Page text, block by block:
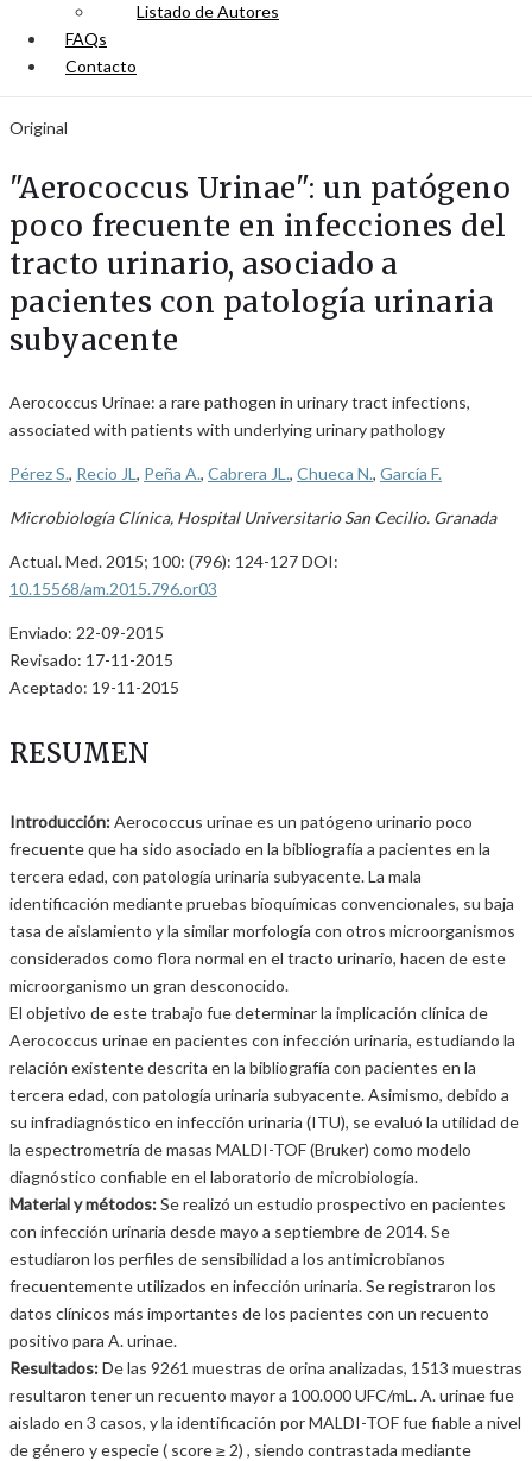
Listado de Autores
FAQs
Contacto
Original
"Aerococcus Urinae": un patógeno
poco frecuente en infecciones del
tracto urinario, asociado a
pacientes con patología urinaria
subyacente
Aerococcus Urinae: a rare pathogen in urinary tract infections,
associated with patients with underlying urinary pathology
Pérez S., Recio JL , Peña A., Cabrera JL., Chueca N., García F.
Microbiología Clínica, Hospital Universitario San Cecilio. Granada
Actual. Med. 2015; 100: (796): 124-127 DOI:
10.15568/am.2015.796.or03
Enviado: 22-09-2015
Revisado: 17-11-2015
Aceptado: 19-11-2015
RESUMEN
Introducción:Aerococcus urinae es un patógeno urinario poco
frecuente que ha sido asociado en la bibliografía a pacientes en la
tercera edad, con patología urinaria subyacente. La mala
identificación mediante pruebas bioquímicas convencionales, su baja
tasa de aislamiento y la similar morfología con otros microorganismos
considerados como flora normal en el tracto urinario, hacen de este
microorganismo un gran desconocido.
El objetivo de este trabajo fue determinar la implicación clínica de
Aerococcus urinae en pacientes con infección urinaria, estudiando la
relación existente descrita en la bibliografía con pacientes en la
tercera edad, con patología urinaria subyacente. Asimismo, debido a
su infradiagnóstico en infección urinaria (ITU), se evaluó la utilidad de
la espectrometría de masas MALDI-TOF (Bruker) como modelo
diagnóstico confiable en el laboratorio de microbiología.
Material y métodos:Se realizó un estudio prospectivo en pacientes
con infección urinaria desde mayo a septiembre de 2014. Se
estudiaron los perfiles de sensibilidad a los antimicrobianos
frecuentemente utilizados en infección urinaria. Se registraron los
datos clínicos más importantes de los pacientes con un recuento
positivo para A. urinae.
Resultados:De las 9261 muestras de orina analizadas, 1513 muestras
resultaron tener un recuento mayor a 100.000 UFC/mL. A. urinae fue
aislado en 3 casos, y la identificación por MALDI-TOF fue fiable a nivel
de género y especie ( score ≥ 2) , siendo contrastada mediante